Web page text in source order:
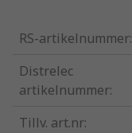
RS-artikelnummer:
Distrelec
artikelnummer:
Tillv. art.nr: